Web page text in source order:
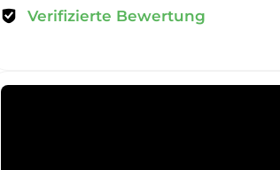
Verifizierte Bewertung